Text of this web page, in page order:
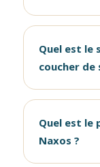
Quel est le
coucher de
Quel est le
Naxos ?